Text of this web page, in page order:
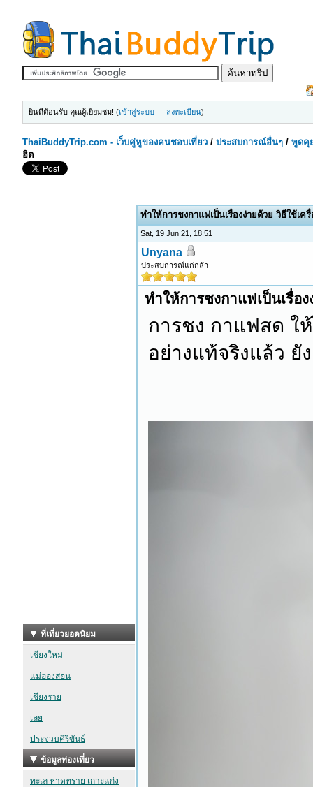
ยินดีต้อนรับ คุณผู้เยี่ยมชม! (เข้าสู่ระบบ — ลงทะเบียน)
ThaiBuddyTrip.com - เว็บคู่หูของคนชอบเที่ยว /ประสบการณ์อื่นๆ /พูดคุ
ฮิต
ทำให้การชงกาแฟเป็นเรื่องง่ายด้วย วิธีใช้เ
Sat, 19 Jun 21, 18:51
Unyana
ประสบการณ์แก่กล้า
ทำให้การชงกาแฟเป็นเรื่อ
การชง กาแฟสด ใ
อย่างแท้จริงแล้ว